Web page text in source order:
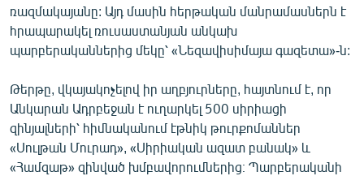
ՓՈԴՔԱՍԹ
Հայերեն
English
Русский
ՀԵՏԵՎԵՔ ՄԵԶ
ռազմակայանը: Այդ մասին հերթական մանրամասներն է
հրապարակել ռուսաստանյան անկախ
պարբերականներից մեկը՝ «Նեզավիսիմայա գազետա»-ն:
Թերթը, վկայակոչելով իր աղբյուրները, հայտնում է, որ
Անկարան Ադրբեջան է ուղարկել 500 սիրիացի
զինյալների՝ հիմնականում էթնիկ թուրքոմաններ
«Սուլթան Մուրադ», «Սիրիական ազատ բանակ» և
«Համզաթ» զինված խմբավորումներից։ Պարբերականի